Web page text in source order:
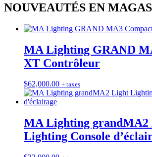
NOUVEAUTÉS EN
MA Lighting GRAND
XT Contrôleur
$62,000.00 + taxes
MA Lighting grandMA2
Lighting Console